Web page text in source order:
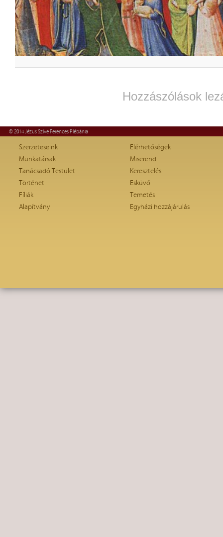
Hozzászólások
© 2014 Jézus Szíve Ferences Plébánia
Szerzeteseink
Munkatársak
Tanácsadó Testület
Történet
Fíliák
Alapítvány
Elérhetőségek
Miserend
Keresztelés
Esküvő
Temetés
Egyházi hozzájárulás